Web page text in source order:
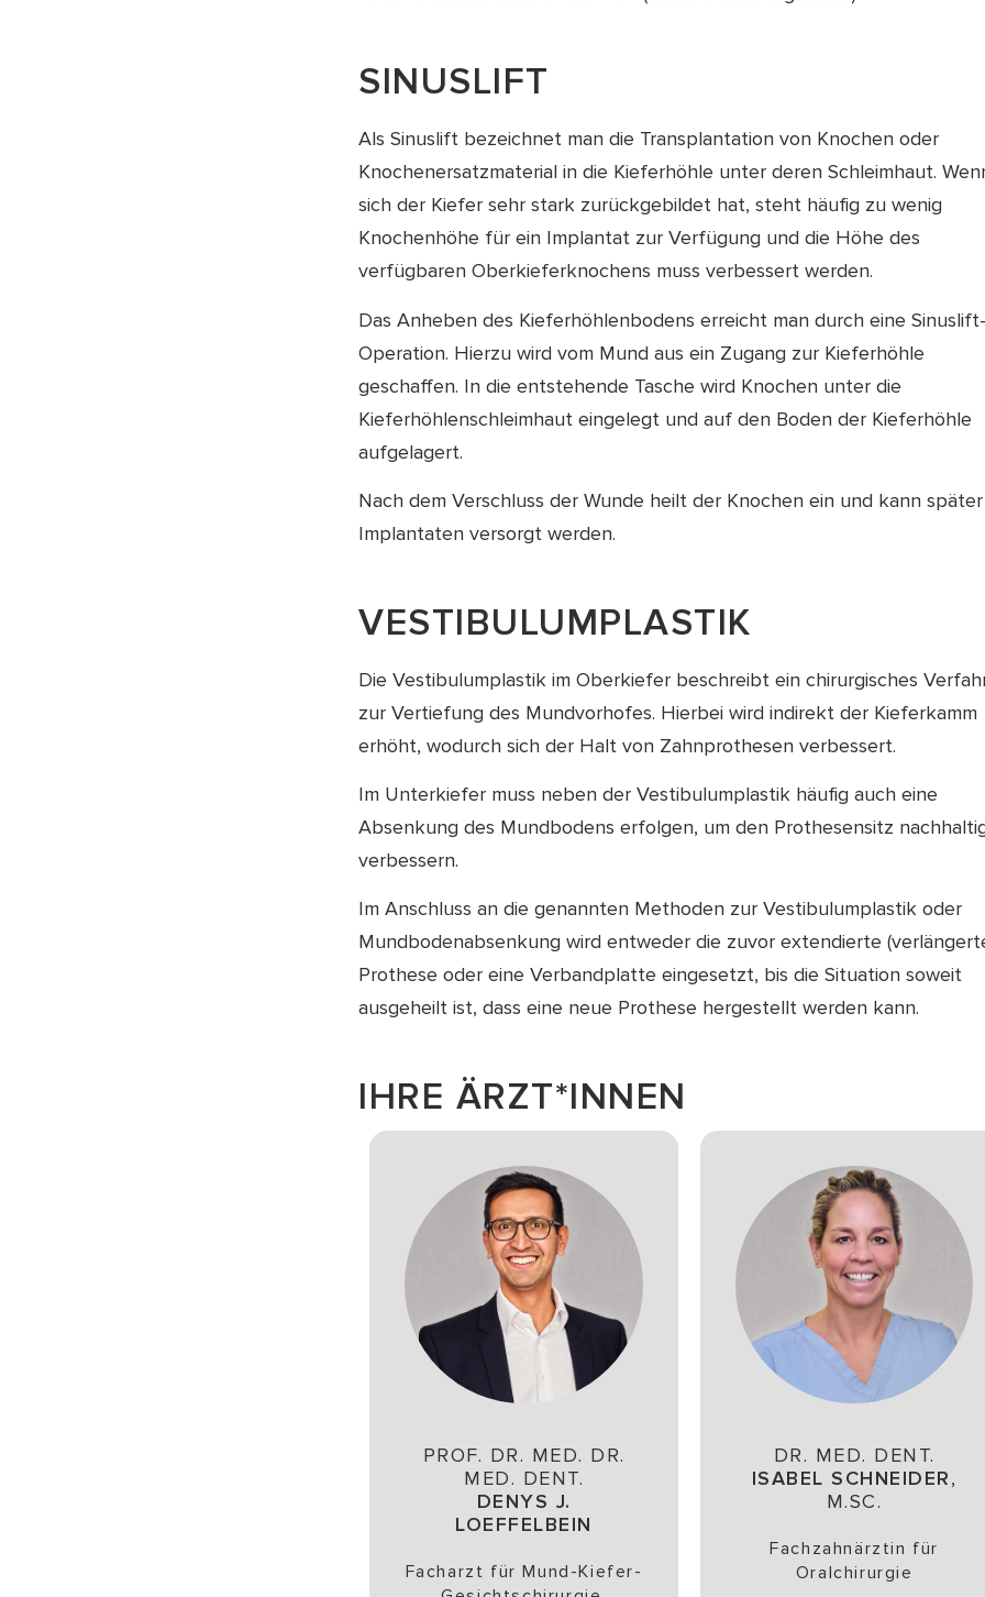
SINUSLIFT
Als Sinuslift bezeichnet man die Transplantation von Knochen oder
Knochenersatzmaterial in die Kieferhöhle unter deren Schleimhaut.
sich der Kiefer sehr stark zurückgebildet hat, steht häufig zu wenig
Knochenhöhe für ein Implantat zur Verfügung und die Höhe des
verfügbaren Oberkieferknochens muss verbessert werden.
Das Anheben des Kieferhöhlenbodens erreicht man durch eine Sinuslift-
Operation. Hierzu wird vom Mund aus ein Zugang zur Kieferhöhle
geschaffen. In die entstehende Tasche wird Knochen unter die
Kieferhöhlenschleimhaut eingelegt und auf den Boden der Kieferhöhle
aufgelagert.
Nach dem Verschluss der Wunde heilt der Knochen ein und kann
Implantaten versorgt werden.
VESTIBULUMPLASTIK
Die Vestibulumplastik im Oberkiefer beschreibt ein chirurgisches
zur Vertiefung des Mundvorhofes. Hierbei wird indirekt der Kieferkamm
erhöht, wodurch sich der Halt von Zahnprothesen verbessert.
Im Unterkiefer muss neben der Vestibulumplastik häufig auch eine
Absenkung des Mundbodens erfolgen, um den Prothesensitz
verbessern.
Im Anschluss an die genannten Methoden zur Vestibulumplastik oder
Mundbodenabsenkung wird entweder die zuvor extendierte
Prothese oder eine Verbandplatte eingesetzt, bis die Situation soweit
ausgeheilt ist, dass eine neue Prothese hergestellt werden kann.
IHRE ÄRZT*INNEN
PROF. DR. MED. DR.
MED. DENT.
DENYS J.
LOEFFELBEIN
Facharzt für Mund-Kiefer-
DR. MED. DENT.
ISABEL SCHNEIDER,
M.SC.
Fachzahnärztin für
Oralchirurgie